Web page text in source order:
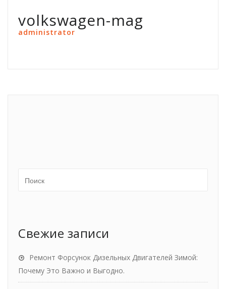
volkswagen-mag
administrator
Свежие записи
Ремонт Форсунок Дизельных Двигателей Зимой:
Почему Это Важно и Выгодно.